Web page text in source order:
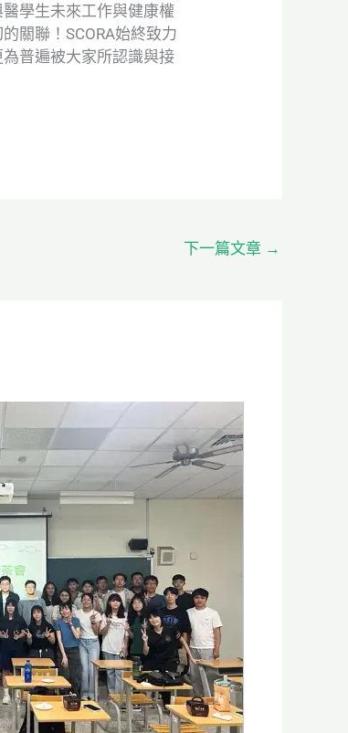
學生未來工作與健康權
關聯！SCORA始終致力
普遍被大家所認識與接
下一篇文章 →